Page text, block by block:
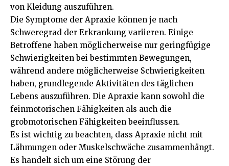
von Kleidung auszuführen.
Die Symptome der Apraxie können je nach
Schweregrad der Erkrankung variieren. Einige
Betroffene haben möglicherweise nur geringfügige
Schwierigkeiten bei bestimmten Bewegungen,
während andere möglicherweise Schwierigkeiten
haben, grundlegende Aktivitäten des täglichen
Lebens auszuführen. Die Apraxie kann sowohl die
feinmotorischen Fähigkeiten als auch die
grobmotorischen Fähigkeiten beeinflussen.
Es ist wichtig zu beachten, dass Apraxie nicht mit
Lähmungen oder Muskelschwäche zusammenhängt.
Es handelt sich um eine Störung der